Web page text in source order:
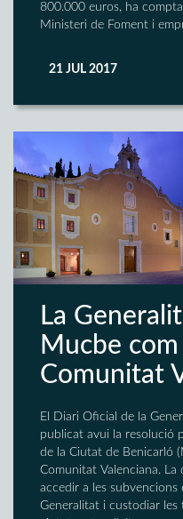
800.000 euros, ha
Ministeri de Foment i
21 JUL 2017
La
Mucbe
Comunitat
El Diari Oficial de la
publicat avui la resolució
de la Ciutat de Benicarló
Comunitat Valenciana.
accedir a les subvencions
Generalitat i custodiar les